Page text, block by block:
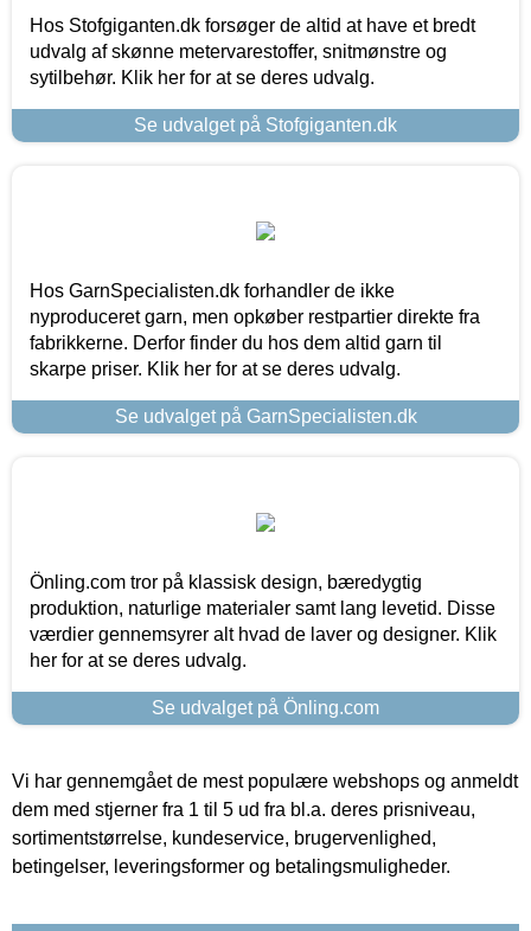
Hos Stofgiganten.dk forsøger de altid at have et bredt
udvalg af skønne metervarestoffer, snitmønstre og
sytilbehør. Klik her for at se deres udvalg.
Se udvalget på Stofgiganten.dk
Hos GarnSpecialisten.dk forhandler de ikke
nyproduceret garn, men opkøber restpartier direkte fra
fabrikkerne. Derfor finder du hos dem altid garn til
skarpe priser. Klik her for at se deres udvalg.
Se udvalget på GarnSpecialisten.dk
Önling.com tror på klassisk design, bæredygtig
produktion, naturlige materialer samt lang levetid. Disse
værdier gennemsyrer alt hvad de laver og designer. Klik
her for at se deres udvalg.
Se udvalget på Önling.com
Vi har gennemgået de mest populære webshops og anmeldt
dem med stjerner fra 1 til 5 ud fra bl.a. deres prisniveau,
sortimentstørrelse, kundeservice, brugervenlighed,
betingelser, leveringsformer og betalingsmuligheder.